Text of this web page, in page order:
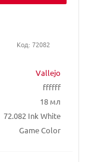
Vallejo
ffffff
18 мл
72.082 Ink White
Game Color
Код: 72082